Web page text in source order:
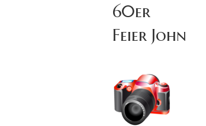
60er
Feier John